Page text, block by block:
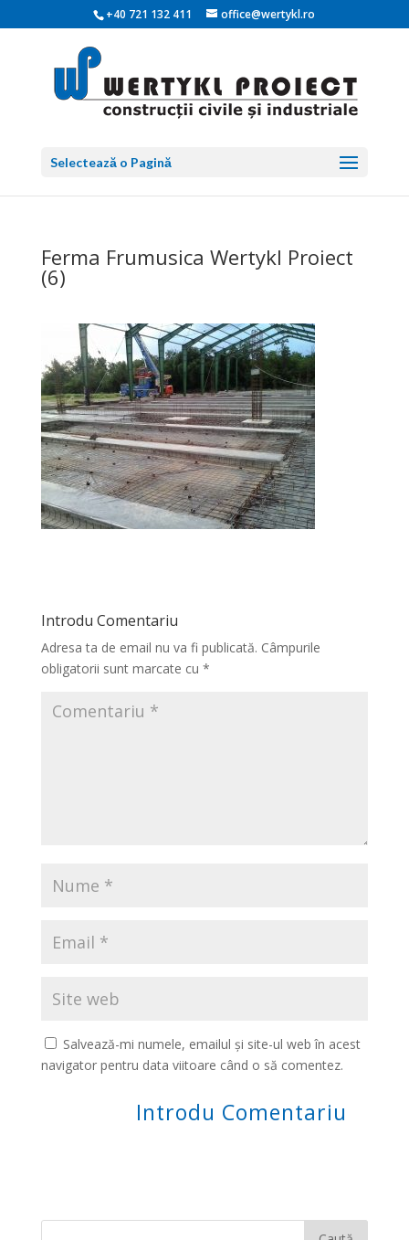
+40 721 132 411 office@wertykl.ro
Selectează o Pagină
Ferma Frumusica Wertykl Proiect
(6)
Introdu Comentariu
Adresa ta de email nu va fi publicată. Câmpurile
obligatorii sunt marcate cu *
Salvează-mi numele, emailul și site-ul web în acest
navigator pentru data viitoare când o să comentez.